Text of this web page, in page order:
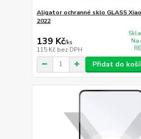
Aligator ochranné sklo GLASS
2022
139 Kč/ks
115 Kč bez DPH
Na
Přidat do